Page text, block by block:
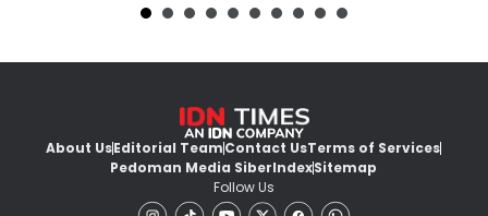
About UsEditorial TeamContact UsTerms of Services
Pedoman Media SiberIndexSitemap
Follow Us